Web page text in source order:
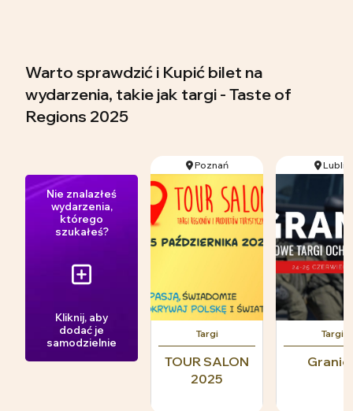
Warto sprawdzić i Kupić bilet na
wydarzenia, takie jak targi - Taste of
Regions 2025
Nie znalazłeś
wydarzenia,
którego
szukałeś?
Kliknij, aby
dodać je
samodzielnie
Poznań
Targi
TOUR SALON
2025
Lublin
Targi